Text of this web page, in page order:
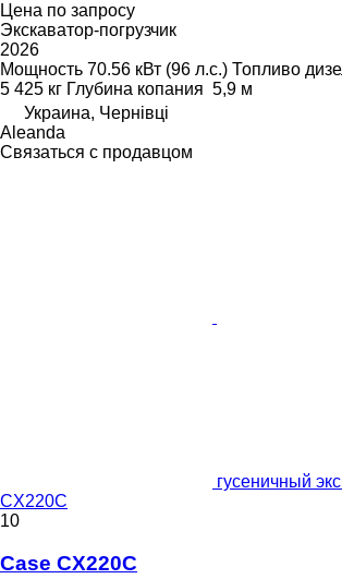
Цена по запросу
Экскаватор-погрузчик
2026
Мощность 70.56 кВт (96 л.с.) Топливо
5 425 кг Глубина копания 5,9 м
Украина, Чернівці
Aleanda
Связаться с продавцом
гусеничный
CX220C
10
Case CX220C